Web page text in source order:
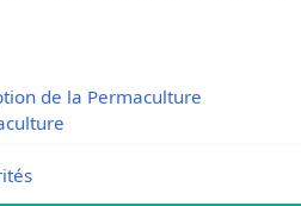
de la Permaculture